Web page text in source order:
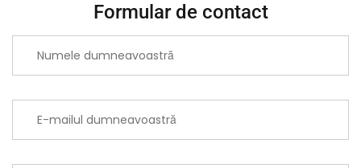
Formular de contact